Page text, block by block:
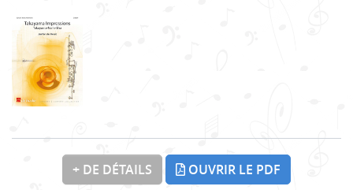
+ DE DÉTAILS OUVRIR LE PDF